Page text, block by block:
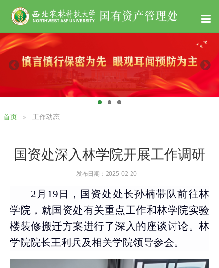
首页 工作动态
国资处深入林学院开展工作调研
发布日期：2025-02-20
2 月19日，国资处处长孙楠带队前往林
学院，就国资处有关重点工作和林学院实验
楼装修搬迁方案进行了深入的座谈讨论。林
学院院长王利兵及相关学院领导参会。